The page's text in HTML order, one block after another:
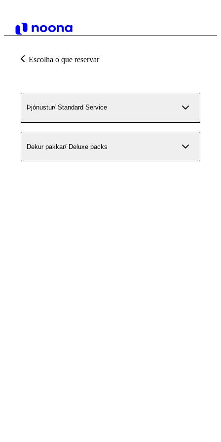
Escolha o que reservar
Þjónustur/ Standard Service
Dekur pakkar/ Deluxe packs